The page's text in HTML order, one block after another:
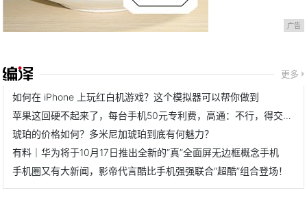
广告
更多
如何在 iPhone 上玩红白机游戏？这个模拟器可以帮你做到
苹果这回硬不起来了，每台手机50元专利费，高通：不行，得交60！
琥珀的价格如何？多米尼加琥珀到底有何魅力？
有料｜华为将于10月17日推出全新的“真”全面屏无边框概念手机
手机圈又有大新闻，影帝代言酷比手机强强联合“超酷”组合登场！